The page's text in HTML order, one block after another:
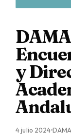
y
4 julio 2024